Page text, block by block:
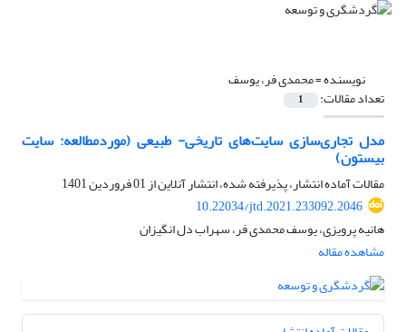
نویسنده =محمدی فر، یوسف
تعداد مقالات: 1
مدل تجاری‌سازی سایت‌های تاریخی- طبیعی (موردمطالعه: سایت
بیستون)
مقالات آماده انتشار، پذیرفته شده، انتشار آنلاین از01 فروردین 1401
10.22034/jtd.2021.233092.2046
هانیه پرویزی، یوسف محمدی فر، سهراب دل انگیزان
مشاهده مقاله